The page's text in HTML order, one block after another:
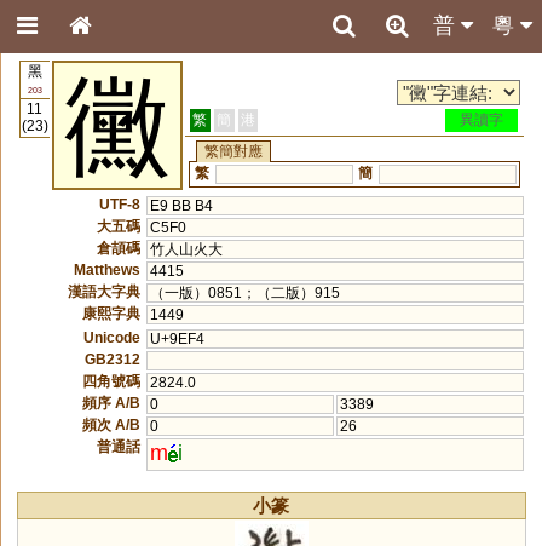
粵
普
黑
203
11
(23)
黴 繁 簡 港
異讀字
繁簡對應
繁
簡
UTF-8
E9 BB B4
大五碼 C5F0
倉頡碼 竹人山火大
Matthews
4415
漢語大字典
（一版）0851；（二版）915
康熙字典
1449
Unicode
U+9EF4
GB2312
四角號碼 2824.0
頻序 A/B
0
3389
頻次 A/B
0
26
普通話
m i
小篆